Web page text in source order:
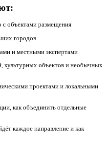
с объектами размещения
городов
и местными экспертами
культурных объектов и необычных
проектами и локальными
как объединить отдельные
каждое направление и как